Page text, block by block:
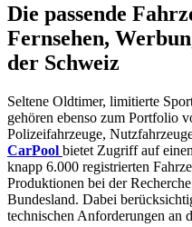
Die passende
Fernsehen,
der Schweiz
Seltene Oldtimer, limitierte
gehören ebenso zum Portfolio
Polizeifahrzeuge,
CarPool bietet Zugriff auf
knapp 6.000 registrierten
Produktionen bei der
Bundesland. Dabei
technischen Anforderungen an